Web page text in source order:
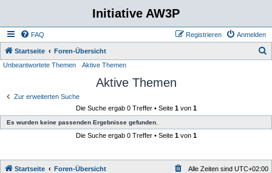
Initiative AW3P
FAQ Anmelden
Registrieren
Startseite Foren-Übersicht
Unbeantwortete Themen Aktive Themen
Aktive Themen
Zur erweiterten Suche
Die Suche ergab 0 Treffer • Seite 1von 1
Es wurden keine passenden Ergebnisse gefunden.
Die Suche ergab 0 Treffer • Seite 1von 1
Startseite Foren-Übersicht Alle Zeiten sind UTC+02:00